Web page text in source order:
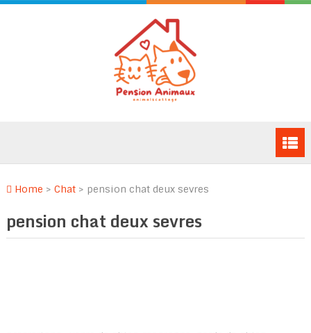
Home > Chat> pension chat deux sevres
pension chat deux sevres